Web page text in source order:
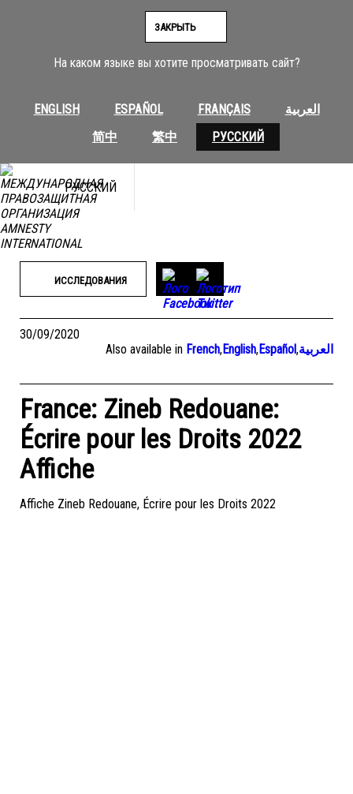
На каком языке вы хотите просматривать сайт?
ENGLISH ESPAÑOL FRANÇAIS
العربية
简中
繁中 РУССКИЙ
ЗАКРЫТЬ
РУССКИЙ
ИССЛЕДОВАНИЯ
30/09/2020
Also available in French,English,Español,العربية
France: Zineb Redouane:
Écrire pour les Droits 2022
Affiche
Affiche Zineb Redouane, Écrire pour les Droits 2022